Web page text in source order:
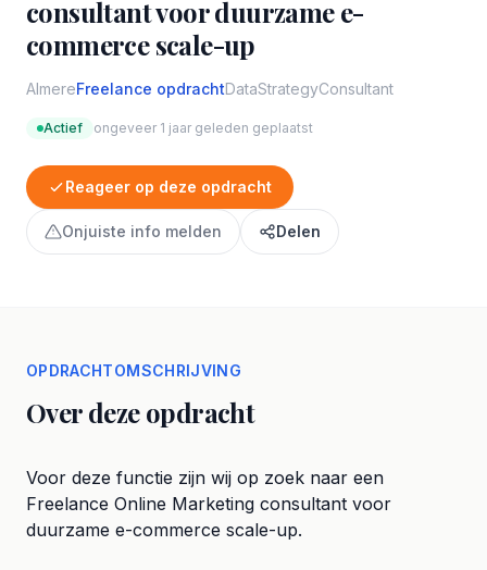
consultant voor duurzame e-
commerce scale-up
AlmereFreelance opdrachtDataStrategyConsultant
Actief ongeveer 1 jaar geleden geplaatst
Reageer op deze opdracht
Onjuiste info melden Delen
OPDRACHTOMSCHRIJVING
Over deze opdracht
Voor deze functie zijn wij op zoek naar een
Freelance Online Marketing consultant voor
duurzame e-commerce scale-up.